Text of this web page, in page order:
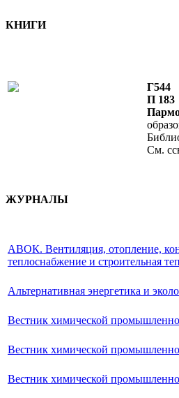
КНИГИ
Г544
П 183
См.
ЖУРНАЛЫ
АВОК. Вентиляция, отопление,
теплоснабжение и строительная
Альтернативная энергетика и
Вестник химической
Вестник химической
Вестник химической